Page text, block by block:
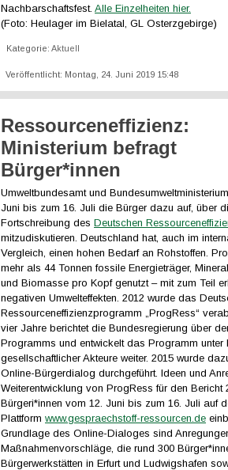
Nachbarschaftsfest. Alle Einzelheiten hier.
(Foto: Heulager im Bielatal, GL Osterzgebirge)
Kategorie: Aktuell
Veröffentlicht: Montag, 24. Juni 2019 15:48
Ressourceneffizienz:
Ministerium befragt
Bürger*innen
Umweltbundesamt und
Juni bis zum 16. Juli die Bürger dazu auf, über
Fortschreibung des Deutschen
mitzudiskutieren. Deutschland hat, auch im
Vergleich, einen hohen Bedarf an Rohstoffen.
mehr als 44 Tonnen fossile Energieträger,
und Biomasse pro Kopf genutzt – mit zum Teil
negativen Umwelteffekten. 2012 wurde das
Ressourceneffizienzprogramm „ProgRess“
vier Jahre berichtet die Bundesregierung über
Programms und entwickelt das Programm unter
gesellschaftlicher Akteure weiter. 2015 wurde
Online-Bürgerdialog durchgeführt. Ideen und
Weiterentwicklung von ProgRess für den Bericht
Bürgeri*innen vom 12. Juni bis zum 16. Juli auf
Plattform www.gespraechstoff-ressourcen.de
Grundlage des Online-Dialoges sind
Maßnahmenvorschläge, die rund 300
Bürgerwerkstätten in Erfurt und Ludwigshafen